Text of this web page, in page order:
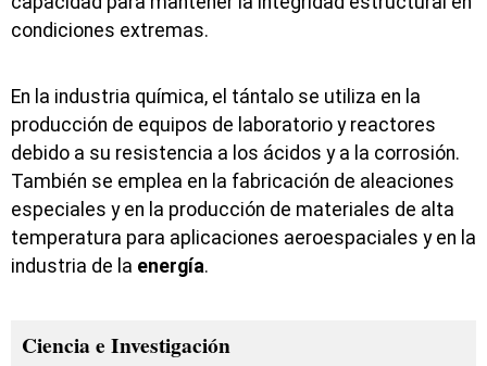
condiciones extremas.
En la industria química, el tántalo se utiliza en la
producción de equipos de laboratorio y reactores
debido a su resistencia a los ácidos y a la corrosión.
También se emplea en la fabricación de aleaciones
especiales y en la producción de materiales de alta
temperatura para aplicaciones aeroespaciales y en la
industria de la energía.
Ciencia e Investigación